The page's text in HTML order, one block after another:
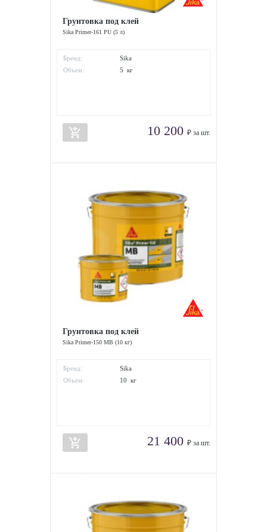
Грунтовка под клей
Sika Primer-161 PU (5 л)
Бренд:
Sika
Объем:
5 кг
add_shopping_cart 10 200 ₽ за шт.
Грунтовка под клей
Sika Primer-150 MB (10 кг)
Бренд:
Sika
Объем:
10 кг
add_shopping_cart 21 400 ₽ за шт.